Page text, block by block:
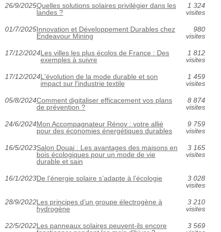
26/9/2025Quelles solutions solaires privilégier dans les
landes ?
1 324
visites
01/7/2025Innovation et Développement Durables chez
Endeavour Mining
980
visites
17/12/2024Les villes les plus écolos de France : Des
exemples à suivre
1 812
visites
17/12/2024L'évolution de la mode durable et son
impact sur l'industrie textile
1 459
visites
05/8/2024Comment digitaliser efficacement vos plans
de prévention ?
8 874
visites
24/6/2024Mon Accompagnateur Rénov : votre allié
pour des économies énergétiques durables
9 759
visites
16/5/2023Salon Douai : Les avantages des maisons en
bois écologiques pour un mode de vie
durable et sain
3 165
visites
16/1/2023De l’énergie solaire s’adapte à l’écologie
3 028
visites
28/9/2022Les principes d’un groupe électrogène à
hydrogène
3 210
visites
22/5/2022Les panneaux solaires peuvent-ils encore
3 569